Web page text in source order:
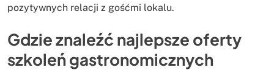
pozytywnych relacji z gośćmi lokalu.
Gdzie znaleźć najlepsze oferty
szkoleń gastronomicznych